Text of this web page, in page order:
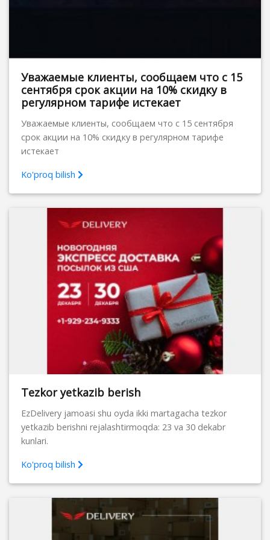
Уважаемые клиенты, сообщаем что с 15
сентября срок акции на 10% скидку в
регулярном тарифе истекает
Уважаемые клиенты, сообщаем что с 15 сентября
срок акции на 10% скидку в регулярном тарифе
истекает
Ko'proq bilish
Tezkor yetkazib berish
EzDelivery jamoasi shu oyda ikki martagacha tezkor
yetkazib berishni rejalashtirmoqda: 23 va 30 dekabr
kunlari.
Ko'proq bilish